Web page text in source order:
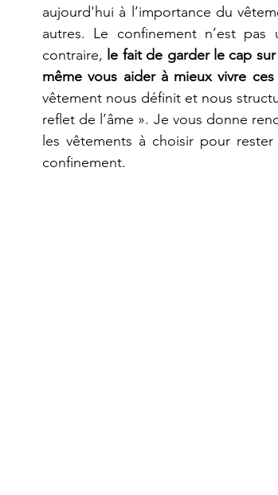
Les fruits de l'Esprit
aujourd'hui à l’importance du
autres. Le confinement n’est
contraire, le fait de garder le cap
même vous aider à mieux vivre
vêtement nous définit et nous
reflet de l’âme ». Je vous donne
les vêtements à choisir pour
confinement.